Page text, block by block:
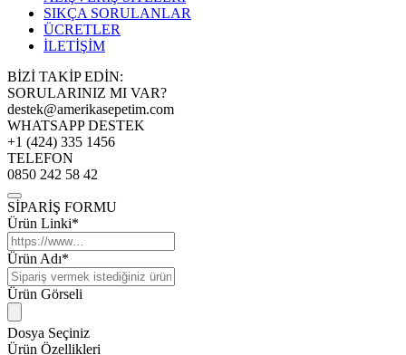
SIKÇA SORULANLAR
ÜCRETLER
İLETİŞİM
BİZİ TAKİP EDİN:
SORULARINIZ MI VAR?
destek@amerikasepetim.com
WHATSAPP DESTEK
+1 (424) 335 1456
TELEFON
0850 242 58 42
SİPARİŞ FORMU
Ürün Linki*
Ürün Adı*
Ürün Görseli
Dosya Seçiniz
Ürün Özellikleri